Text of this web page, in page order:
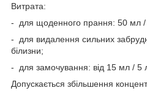
Витрата:
- для щоденного прання: 50 мл / 5
- для видалення сильних
білизни;
- для замочування: від 15 мл / 5
Допускається збільшення